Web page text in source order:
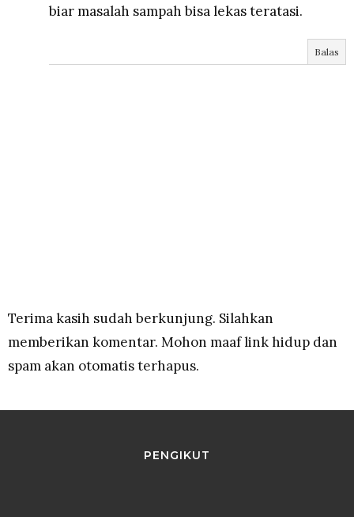
biar masalah sampah bisa lekas teratasi.
Balas
Terima kasih sudah berkunjung. Silahkan
memberikan komentar. Mohon maaf link hidup dan
spam akan otomatis terhapus.
PENGIKUT